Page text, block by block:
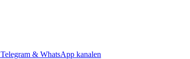
Telegram & WhatsApp kanalen